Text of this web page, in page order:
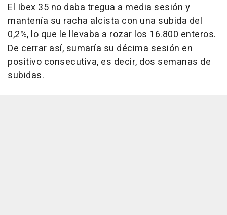
El Ibex 35 no daba tregua a media sesión y
mantenía su racha alcista con una subida del
0,2%, lo que le llevaba a rozar los 16.800 enteros.
De cerrar así, sumaría su décima sesión en
positivo consecutiva, es decir, dos semanas de
subidas.